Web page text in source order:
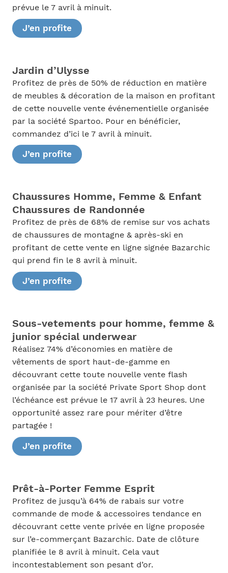
prévue le 7 avril à minuit.
J’en profite
Jardin d’Ulysse
Profitez de près de 50% de réduction en matière
de meubles & décoration de la maison en profitant
de cette nouvelle vente événementielle organisée
par la société Spartoo. Pour en bénéficier,
commandez d’ici le 7 avril à minuit.
J’en profite
Chaussures Homme, Femme & Enfant
Chaussures de Randonnée
Profitez de près de 68% de remise sur vos achats
de chaussures de montagne & après-ski en
profitant de cette vente en ligne signée Bazarchic
qui prend fin le 8 avril à minuit.
J’en profite
Sous-vetements pour homme, femme &
junior spécial underwear
Réalisez 74% d’économies en matière de
vêtements de sport haut-de-gamme en
découvrant cette toute nouvelle vente flash
organisée par la société Private Sport Shop dont
l’échéance est prévue le 17 avril à 23 heures. Une
opportunité assez rare pour mériter d’être
partagée !
J’en profite
Prêt-à-Porter Femme Esprit
Profitez de jusqu’à 64% de rabais sur votre
commande de mode & accessoires tendance en
découvrant cette vente privée en ligne proposée
sur l’e-commerçant Bazarchic. Date de clôture
planifiée le 8 avril à minuit. Cela vaut
incontestablement son pesant d’or.